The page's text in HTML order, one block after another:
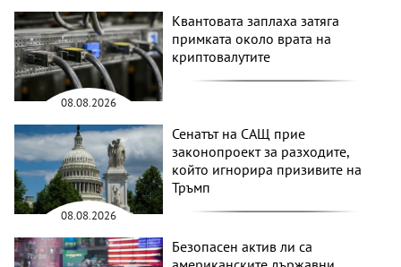
08.08.2026
Квантовата заплаха затяга
примката около врата на
криптовалутите
08.08.2026
Сенатът на САЩ прие
законопроект за разходите,
който игнорира призивите на
Тръмп
Безопасен актив ли са